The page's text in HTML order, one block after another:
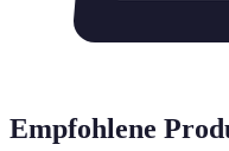
Empfohlene